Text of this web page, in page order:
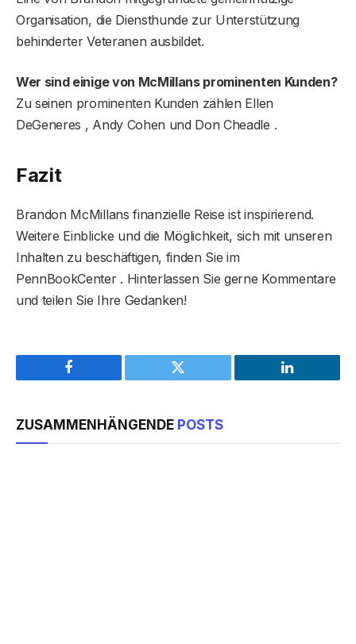
Organisation, die Diensthunde zur Unterstützung
behinderter Veteranen ausbildet.
Wer sind einige von McMillans prominenten Kunden?
Zu seinen prominenten Kunden zählen Ellen
DeGeneres , Andy Cohen und Don Cheadle .
Fazit
Brandon McMillans finanzielle Reise ist inspirierend.
Weitere Einblicke und die Möglichkeit, sich mit unseren
Inhalten zu beschäftigen, finden Sie im
PennBookCenter . Hinterlassen Sie gerne Kommentare
und teilen Sie Ihre Gedanken!
Facebook Twitter LinkedIn
ZUSAMMENHÄNGENDE POSTS